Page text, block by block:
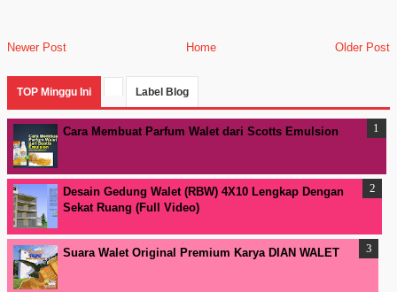
Newer Post Older Post
Home
TOP Minggu Ini Label Blog
Cara Membuat Parfum Walet dari Scotts Emulsion
Desain Gedung Walet (RBW) 4X10 Lengkap Dengan
Sekat Ruang (Full Video)
Suara Walet Original Premium Karya DIAN WALET